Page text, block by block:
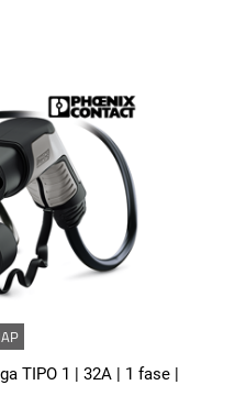
TIPO 1 | 32A | 1 fase |